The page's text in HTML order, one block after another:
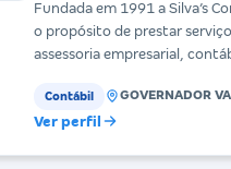
Fundada em 1991 a Silva’s
o propósito de prestar
assessoria empresarial,
Contábil GOVERNADOR
Ver perfil